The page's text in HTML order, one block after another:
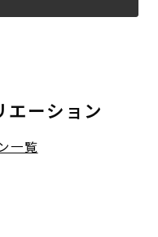
エーション
一覧